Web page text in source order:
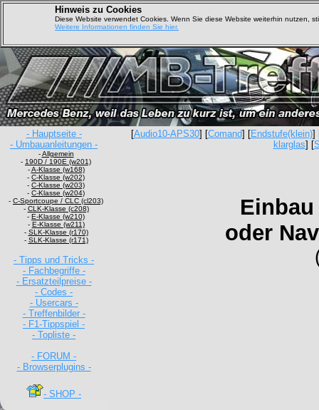
Hinweis zu Cookies
Diese Website verwendet Cookies. Wenn Sie diese Website weiterhin nutzen,
Weitere Informationen finden Sie hier.
- Hauptseite -
- Umbauanleitungen -
-Allgemein
- 190D / 190E (w201)
-A-Klasse (w168)
- C-Klasse (w202)
- C-Klasse (w203)
- C-Klasse (w204)
- C-Sportcoupe / CLC (cl203)
- CLK-Klasse (c208)
- E-Klasse (w210)
- E-Klasse (w211)
- SLK-Klasse (r170)
- SLK-Klasse (r171)
- Tipps und Tricks -
- Fachbegriffe -
- Ersatzteilpreise -
- Codes -
- Usercars -
- Treffenbilder -
- F1-Tippspiel -
- Topliste -
- FORUM -
- Browserplugins -
- SHOP -
[Audio10-APS30] [Comand] [Endstufe(klein)]
klarglas] [
oder